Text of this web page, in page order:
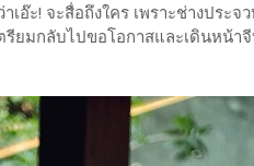
อ๊ะ! จะสื่อถึงใคร เพราะช่างประจ
รียมกลับไปขอโอกาสและเดินหน้า